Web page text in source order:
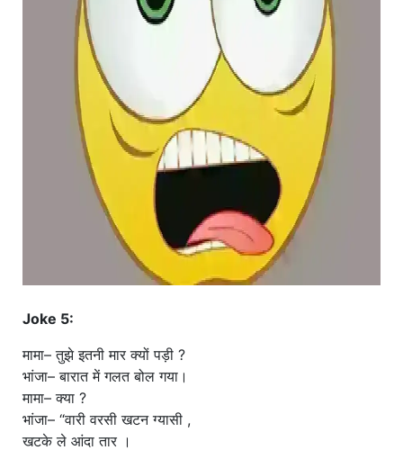
Joke 5:
मामा– तुझे इतनी मार क्यों पड़ी ?
भांजा– बारात में गलत बोल गया।
मामा– क्या ?
भांजा– “वारी वरसी खटन ग्यासी ,
खटके ले आंदा तार ।